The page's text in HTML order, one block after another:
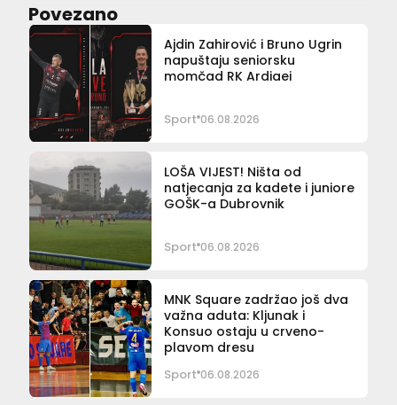
Povezano
Ajdin Zahirović i Bruno Ugrin
napuštaju seniorsku
momčad RK Ardiaei
Sport 06.08.2026
LOŠA VIJEST! Ništa od
natjecanja za kadete i juniore
GOŠK-a Dubrovnik
Sport 06.08.2026
MNK Square zadržao još dva
važna aduta: Kljunak i
Konsuo ostaju u crveno-
plavom dresu
Sport 06.08.2026